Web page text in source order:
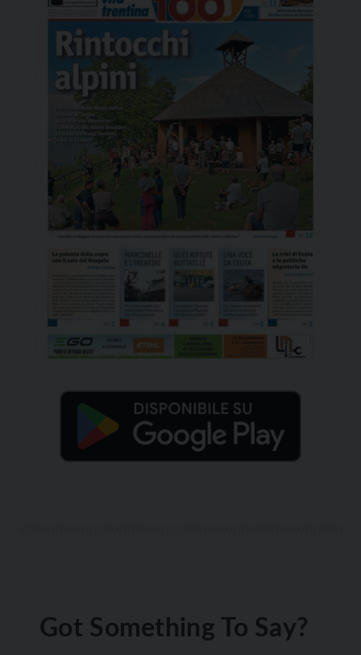
Got Something To Say?